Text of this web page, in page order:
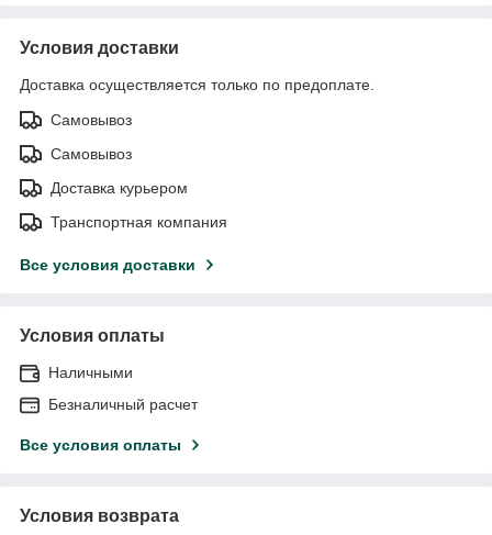
Условия доставки
Доставка осуществляется только по предоплате.
Самовывоз
Самовывоз
Доставка курьером
Транспортная компания
Все условия доставки
Условия оплаты
Наличными
Безналичный расчет
Все условия оплаты
Условия возврата